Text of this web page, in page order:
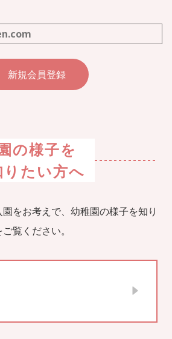
の様子を
りたい方へ
をお考えで、幼稚園の様子を知り
覧ください。